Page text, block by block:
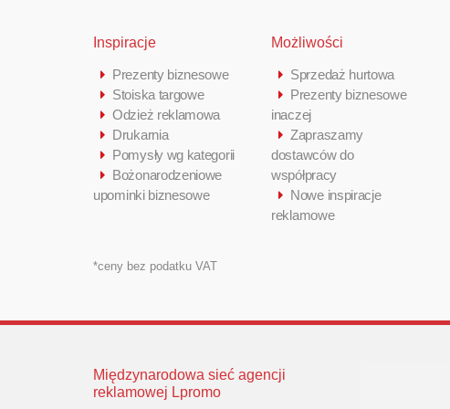
Inspiracje
Prezenty biznesowe
Stoiska targowe
Odzież reklamowa
Drukarnia
Pomysły wg kategorii
Bożonarodzeniowe
upominki biznesowe
*ceny bez podatku VAT
Możliwości
Sprzedaż hurtowa
Prezenty biznesowe
inaczej
Zapraszamy
dostawców do
współpracy
Nowe inspiracje
reklamowe
Międzynarodowa sieć agencji
reklamowej Lpromo